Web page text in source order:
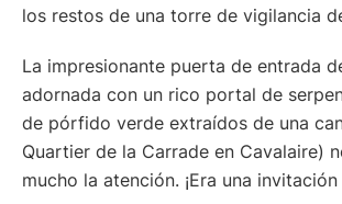
los restos de una torre de vigilancia
La impresionante puerta de entrada
adornada con un rico portal de
de pórfido verde extraídos de una
Quartier de la Carrade en Cavalaire)
mucho la atención. ¡Era una